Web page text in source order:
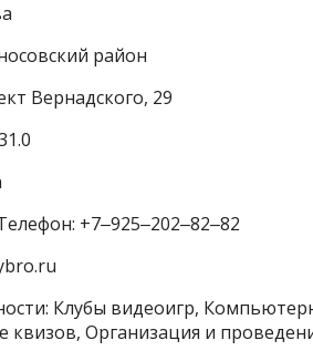
район
Вернадского, 29
+7‒925‒202‒82‒82
Клубы видеоигр,
квизов, Организация и